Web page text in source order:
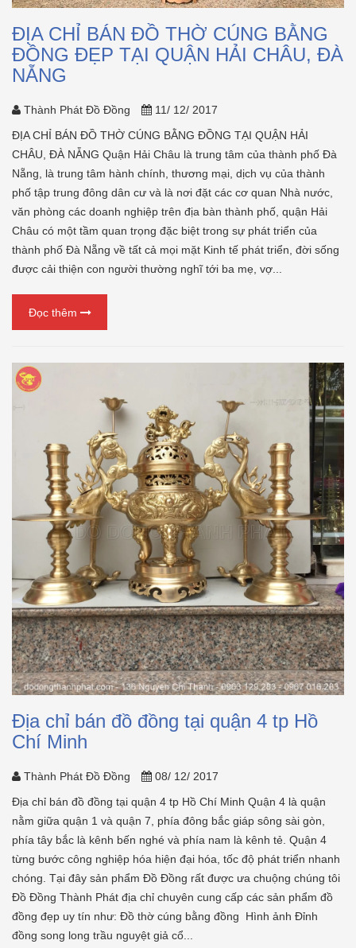
ĐỊA CHỈ BÁN ĐỒ THỜ CÚNG BẰNG
ĐỒNG ĐẸP TẠI QUẬN HẢI CHÂU, ĐÀ
NẴNG
Thành Phát Đồ Đồng
11/ 12/ 2017
ĐỊA CHỈ BÁN ĐỒ THỜ CÚNG BẰNG ĐỒNG TẠI QUẬN HẢI
CHÂU, ĐÀ NẴNG Quận Hải Châu là trung tâm của thành phố Đà
Nẵng, là trung tâm hành chính, thương mại, dịch vụ của thành
phố tập trung đông dân cư và là nơi đặt các cơ quan Nhà nước,
văn phòng các doanh nghiệp trên địa bàn thành phố, quận Hải
Châu có một tầm quan trọng đặc biệt trong sự phát triển của
thành phố Đà Nẵng về tất cả mọi mặt Kinh tế phát triển, đời sống
được cải thiện con người thường nghĩ tới ba mẹ, vợ...
Đọc thêm
Địa chỉ bán đồ đồng tại quận 4 tp Hồ
Chí Minh
Thành Phát Đồ Đồng
08/ 12/ 2017
Địa chỉ bán đồ đồng tại quận 4 tp Hồ Chí Minh Quận 4 là quận
nằm giữa quận 1 và quận 7, phía đông bắc giáp sông sài gòn,
phía tây bắc là kênh bến nghé và phía nam là kênh tẻ. Quận 4
từng bước công nghiệp hóa hiện đại hóa, tốc độ phát triển nhanh
chóng. Tại đây sản phẩm Đồ Đồng rất được ưa chuộng chúng tôi
Đồ Đồng Thành Phát địa chỉ chuyên cung cấp các sản phẩm đồ
đồng đẹp uy tín như: Đồ thờ cúng bằng đồng Hình ảnh Đỉnh
đồng song long trầu nguyệt giả cổ...